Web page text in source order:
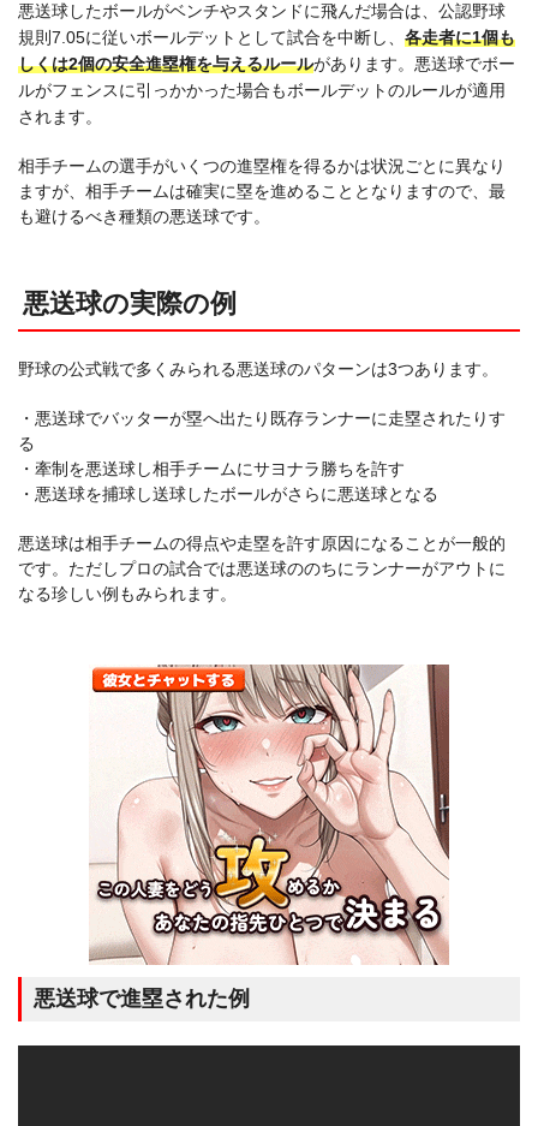
悪送球したボールがベンチやスタンドに飛んだ場合は、公認野球
規則7.05に従いボールデットとして試合を中断し、 各走者に1個も
しくは2個の安全進塁権を与えるルールがあります。悪送球でボー
ルがフェンスに引っかかった場合もボールデットのルールが適用
されます。
相手チームの選手がいくつの進塁権を得るかは状況ごとに異なり
ますが、相手チームは確実に塁を進めることとなりますので、最
も避けるべき種類の悪送球です。
悪送球の実際の例
野球の公式戦で多くみられる悪送球のパターンは3つあります。
・悪送球でバッターが塁へ出たり既存ランナーに走塁されたりす
る
・牽制を悪送球し相手チームにサヨナラ勝ちを許す
・悪送球を捕球し送球したボールがさらに悪送球となる
悪送球は相手チームの得点や走塁を許す原因になることが一般的
です。ただしプロの試合では悪送球ののちにランナーがアウトに
なる珍しい例もみられます。
悪送球で進塁された例